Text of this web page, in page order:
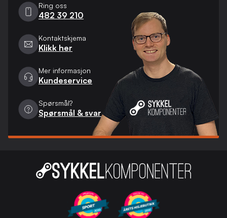
Ring oss
482 39 210
Kontaktskjema
Klikk her
Mer informasjon
Kundeservice
Spørsmål?
Spørsmål & svar